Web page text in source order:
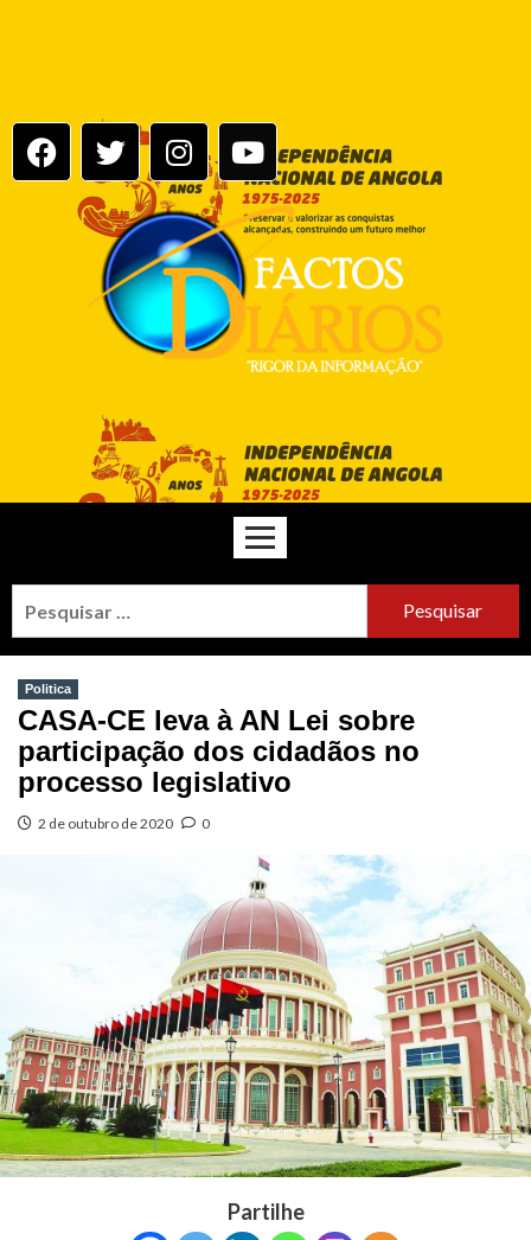
Politica
CASA-CE leva à AN Lei sobre
participação dos cidadãos no
processo legislativo
2 de outubro de 2020 0
Partilhe